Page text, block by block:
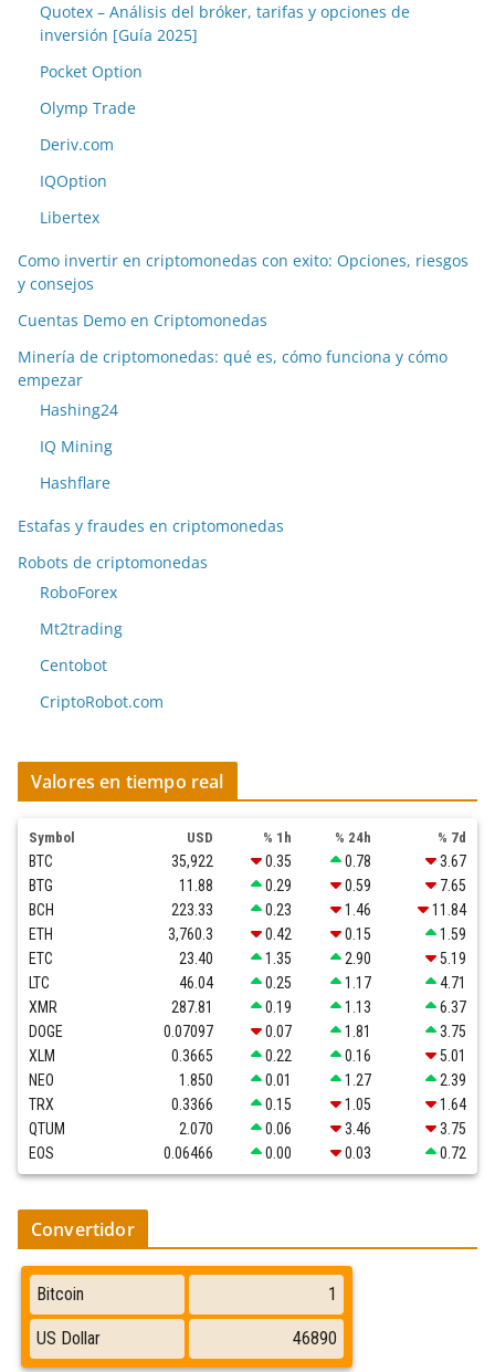
Quotex – Análisis del bróker, tarifas y opciones de
inversión [Guía 2025]
Pocket Option
Olymp Trade
Deriv.com
IQOption
Libertex
Como invertir en criptomonedas con exito: Opciones, riesgos
y consejos
Cuentas Demo en Criptomonedas
Minería de criptomonedas: qué es, cómo funciona y cómo
empezar
Hashing24
IQ Mining
Hashflare
Estafas y fraudes en criptomonedas
Robots de criptomonedas
RoboForex
Mt2trading
Centobot
CriptoRobot.com
Valores en tiempo real
Symbol USD % 1h % 24h % 7d
BTC 35,922 0.35 0.78
3.67
BTG
11.88 0.29 0.59
7.65
BCH
223.33 0.23 1.46
11.84
ETH
3,760.3 0.42 0.15
1.59
ETC
23.40 1.35 2.90
5.19
LTC
46.04 0.25 1.17
4.71
XMR
287.81 0.19 1.13
6.37
DOGE
0.07097 0.07 1.81
3.75
XLM
0.3665 0.22 0.16
5.01
NEO
1.850 0.01 1.27
2.39
TRX
0.3366 0.15 1.05
1.64
QTUM
2.070 0.06 3.46
3.75
EOS
0.06466 0.00 0.03 0.72
Convertidor